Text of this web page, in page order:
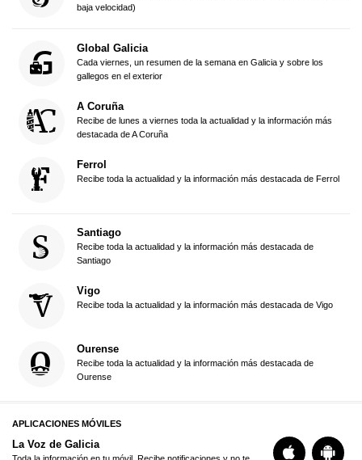
baja velocidad)
Global Galicia
Cada viernes, un resumen de la semana en Galicia y sobre los
gallegos en el exterior
A Coruña
Recibe de lunes a viernes toda la actualidad y la información más
destacada de A Coruña
Ferrol
Recibe toda la actualidad y la información más destacada de Ferrol
Santiago
Recibe toda la actualidad y la información más destacada de
Santiago
Vigo
Recibe toda la actualidad y la información más destacada de Vigo
Ourense
Recibe toda la actualidad y la información más destacada de
Ourense
APLICACIONES MÓVILES
La Voz de Galicia